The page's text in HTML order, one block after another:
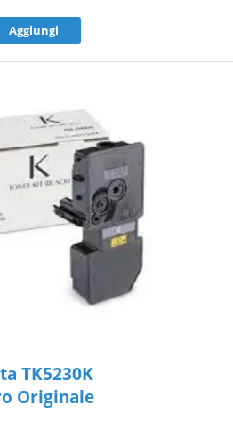
Aggiungi
TK5230K
Originale